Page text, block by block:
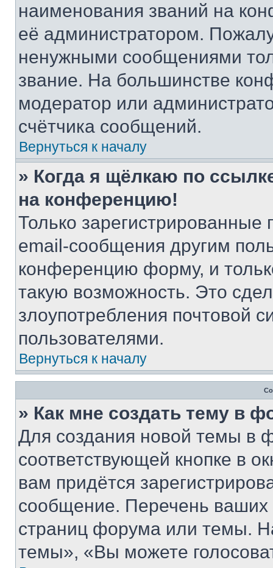
наименования званий на
её администратором.
ненужными сообщениями
звание. На большинстве
модератор или
счётчика сообщений.
Вернуться к началу
» Когда я щёлкаю по
на конференцию!
Только зарегистрированные
email-сообщения другим
конференцию форму, и
такую возможность. Это
злоупотребления почтовой
пользователями.
Вернуться к началу
» Как мне создать тему в
Для создания новой темы в
соответствующей кнопке в
вам придётся
сообщение. Перечень ваших
страниц форума или темы.
темы», «Вы можете